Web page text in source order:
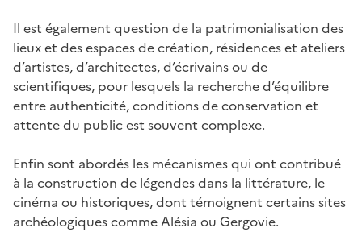
Il est également question de la patrimonialisation des
lieux et des espaces de création, résidences et ateliers
d’artistes, d’architectes, d’écrivains ou de
scientifiques, pour lesquels la recherche d’équilibre
entre authenticité, conditions de conservation et
attente du public est souvent complexe.
Enfin sont abordés les mécanismes qui ont contribué
à la construction de légendes dans la littérature, le
cinéma ou historiques, dont témoignent certains sites
archéologiques comme Alésia ou Gergovie.